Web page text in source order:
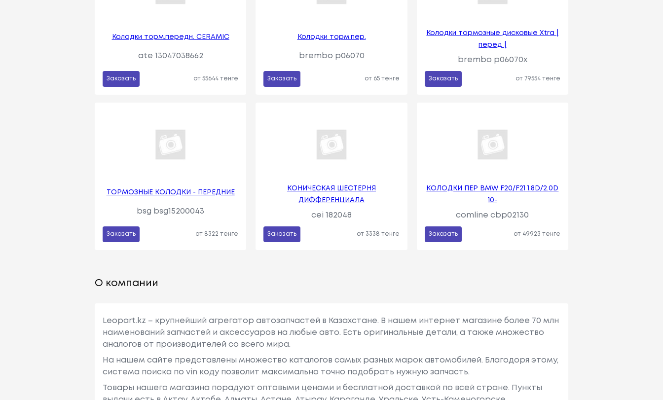
Колодки торм.передн. CERAMIC
ate 13047038662
Заказать от 55644 тенге
Колодки торм.пер.
brembo p06070
Заказать от 65 тенге
Колодки тормозные дисковые Xtra |
перед |
brembo p06070x
Заказать от 79554 тенге
ТОРМОЗНЫЕ КОЛОДКИ - ПЕРЕДНИЕ
bsg bsg15200043
Заказать от 8322 тенге
КОНИЧЕСКАЯ ШЕСТЕРНЯ
ДИФФЕРЕНЦИАЛА
cei 182048
Заказать от 3338 тенге
КОЛОДКИ ПЕР BMW F20/F21 1.8D/2.0D
10-
comline cbp02130
Заказать от 49923 тенге
О компании
Leopart.kz – крупнейший агрегатор автозапчастей в Казахстане. В нашем интернет магазине более 70 млн
наименований запчастей и аксессуаров на любые авто. Есть оригинальные детали, а также множество
аналогов от производителей со всего мира.
На нашем сайте представлены множество каталогов самых разных марок автомобилей. Благодоря этому,
система поиска по vin коду позволит максимально точно подобрать нужную запчасть.
Товары нашего магазина порадуют оптовыми ценами и бесплатной доставкой по всей стране. Пункты